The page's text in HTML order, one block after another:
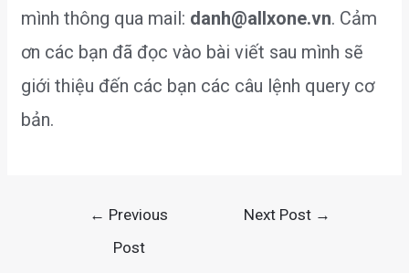
mình thông qua mail: danh@allxone.vn. Cảm
ơn các bạn đã đọc vào bài viết sau mình sẽ
giới thiệu đến các bạn các câu lệnh query cơ
bản.
← Previous
Post
Next Post →